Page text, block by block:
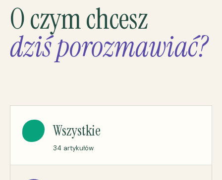
O czym chcesz
dziś porozmawiać?
Wszystkie
34 artykułów